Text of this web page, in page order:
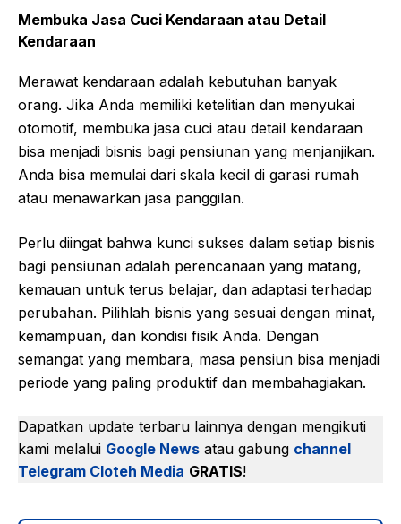
Membuka Jasa Cuci Kendaraan atau Detail
Kendaraan
Merawat kendaraan adalah kebutuhan banyak
orang. Jika Anda memiliki ketelitian dan menyukai
otomotif, membuka jasa cuci atau detail kendaraan
bisa menjadi bisnis bagi pensiunan yang menjanjikan.
Anda bisa memulai dari skala kecil di garasi rumah
atau menawarkan jasa panggilan.
Perlu diingat bahwa kunci sukses dalam setiap bisnis
bagi pensiunan adalah perencanaan yang matang,
kemauan untuk terus belajar, dan adaptasi terhadap
perubahan. Pilihlah bisnis yang sesuai dengan minat,
kemampuan, dan kondisi fisik Anda. Dengan
semangat yang membara, masa pensiun bisa menjadi
periode yang paling produktif dan membahagiakan.
Dapatkan update terbaru lainnya dengan mengikuti
kami melalui Google News atau gabung channel
Telegram Cloteh Media GRATIS!